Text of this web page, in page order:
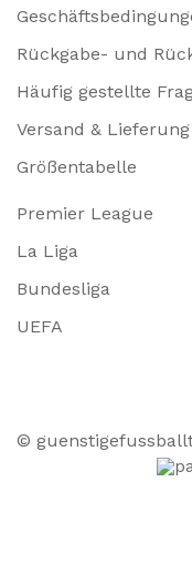
Rückgabe- und
Häufig gestellte
Versand & Lieferung
Größentabelle
Premier League
La Liga
Bundesliga
UEFA
©